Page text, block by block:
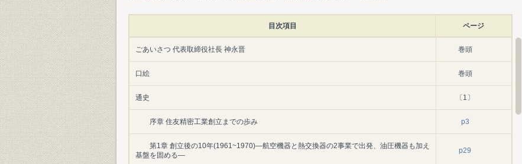
目次項目 ページ
ごあいさつ 代表取締役社長 神永晋 巻頭
口絵 巻頭
通史 〔1〕
序章 住友精密工業創立までの歩み p3
第1章 創立後の10年(1961~1970)―航空機器と熱交換器の2事業で出発、油圧機器も加え
基盤を固める―
p29